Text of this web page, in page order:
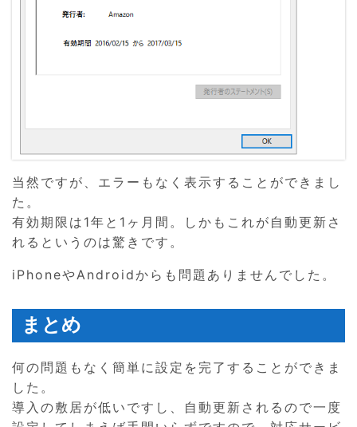
当然ですが、エラーもなく表示することができまし
た。
有効期限は1年と1ヶ月間。しかもこれが自動更新さ
れるというのは驚きです。
iPhoneやAndroidからも問題ありませんでした。
まとめ
何の問題もなく簡単に設定を完了することができま
した。
導入の敷居が低いですし、自動更新されるので一度